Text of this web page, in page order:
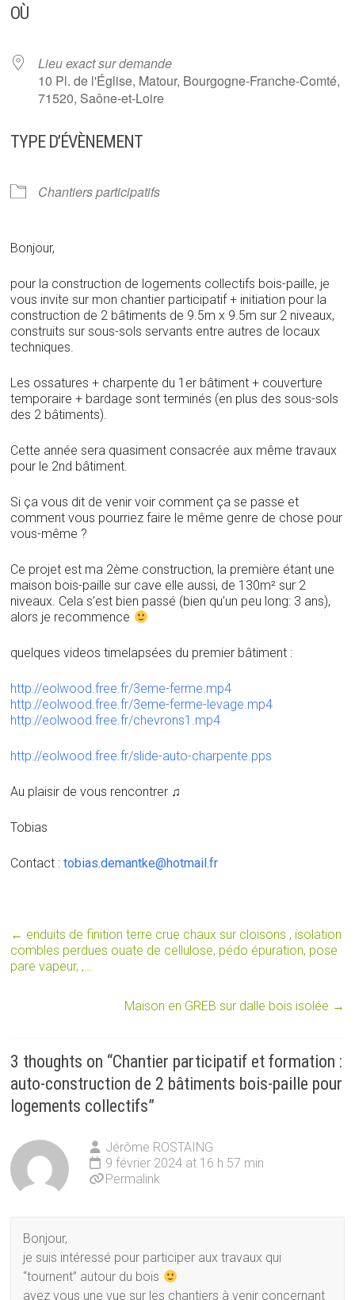
OÙ
Lieu exact sur demande
10 Pl. de l'Église, Matour, Bourgogne-Franche-Comté,
71520, Saône-et-Loire
TYPE D’ÉVÈNEMENT
Chantiers participatifs
Bonjour,
pour la construction de logements collectifs bois-paille, je
vous invite sur mon chantier participatif + initiation pour la
construction de 2 bâtiments de 9.5m x 9.5m sur 2 niveaux,
construits sur sous-sols servants entre autres de locaux
techniques.
Les ossatures + charpente du 1er bâtiment + couverture
temporaire + bardage sont terminés (en plus des sous-sols
des 2 bâtiments).
Cette année sera quasiment consacrée aux même travaux
pour le 2nd bâtiment.
Si ça vous dit de venir voir comment ça se passe et
comment vous pourriez faire le même genre de chose pour
vous-même ?
Ce projet est ma 2ème construction, la première étant une
maison bois-paille sur cave elle aussi, de 130m² sur 2
niveaux. Cela s’est bien passé (bien qu’un peu long: 3 ans),
alors je recommence
quelques videos timelapsées du premier bâtiment :
http://eolwood.free.fr/3eme-ferme.mp4
http://eolwood.free.fr/3eme-ferme-levage.mp4
http://eolwood.free.fr/chevrons1.mp4
http://eolwood.free.fr/slide-auto-charpente.pps
Au plaisir de vous rencontrer ♫
Tobias
Contact :tobias.demantke@hotmail.fr
← enduits de finition terre crue chaux sur cloisons , isolation
combles perdues ouate de cellulose, pédo épuration, pose
pare vapeur, ,…
Maison en GREB sur dalle bois isolée →
3 thoughts on “Chantier participatif et formation :
auto-construction de 2 bâtiments bois-paille pour
logements collectifs”
Jérôme ROSTAING
9 février 2024 at 16 h 57 min
Permalink
Bonjour,
je suis intéressé pour participer aux travaux qui
“tournent” autour du bois
avez vous une vue sur les chantiers à venir concernant